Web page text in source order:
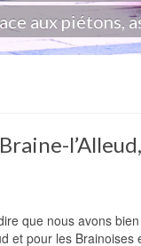
aux piétons,
les jeunes,
Conseil
les espaces
que nous avons
et pour les